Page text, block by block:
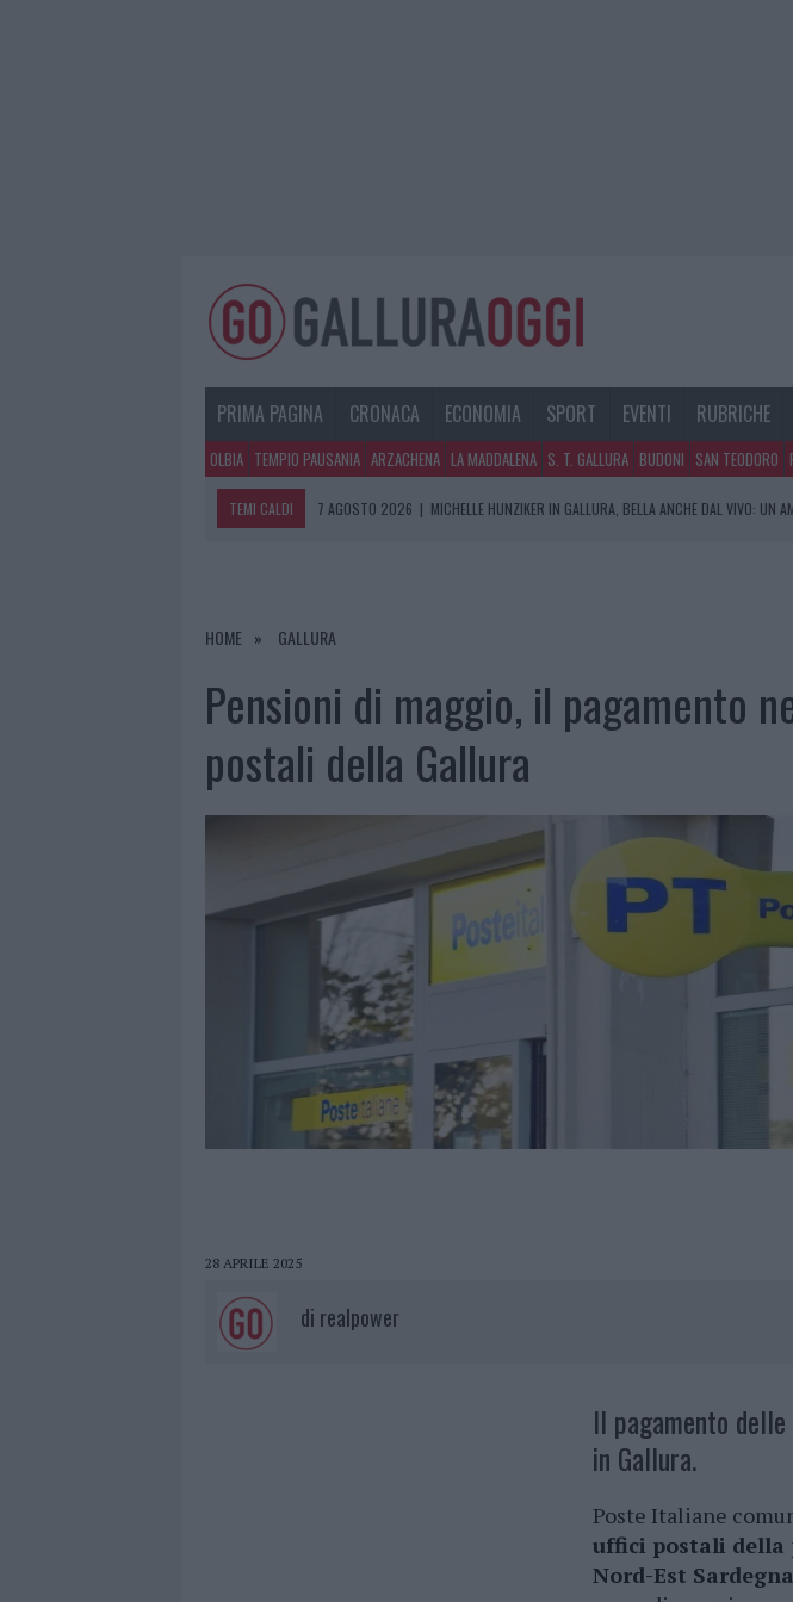
PRIMA PAGINA CRONACA ECONOMIA SPORT EVENTI RUBRICHE
OLBIA TEMPIO PAUSANIA ARZACHENA LA MADDALENA S. T. GALLURA BUDONI SAN TEODORO
TEMI CALDI 7 AGOSTO 2026 | MICHELLE HUNZIKER IN GALLURA, BELLA ANCHE DAL VIVO: UN
7 AGOSTO 2026 |
HOME GALLURA
Pensioni di maggio, il pagamento
postali della Gallura
28 APRILE 2025
di realpower
Il pagamento
in Gallura.
Poste Italiane
uffici postali della
Nord-Est Sardegna